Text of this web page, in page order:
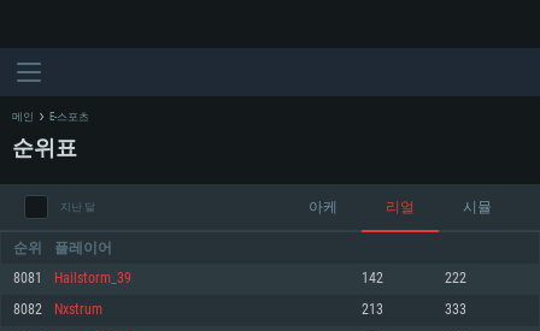
메인 E-스포츠
순위표
지난 달 아케 리얼 시뮬
순위 플레이어
8081 Hailstorm_39 142 222
8082 Nxstrum 213 333